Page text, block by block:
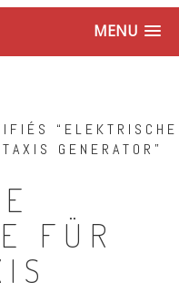
MENU
“ELEKTRISCHE
GENERATOR”
FÜR